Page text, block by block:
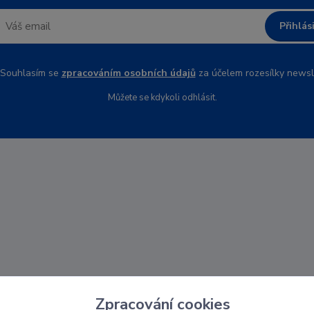
Souhlasím se zpracováním osobních údajůza účelem rozesílky
Můžete se kdykoli odhlásit.
Zpracování cookies